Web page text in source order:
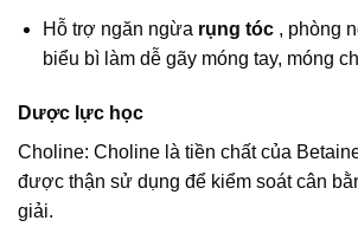
Hỗ trợ ngăn ngừa rụng tóc , phòng
biểu bì làm dễ gãy móng tay, móng
Dược lực học
Choline: Choline là tiền chất của
được thận sử dụng để kiểm soát cân
giải.